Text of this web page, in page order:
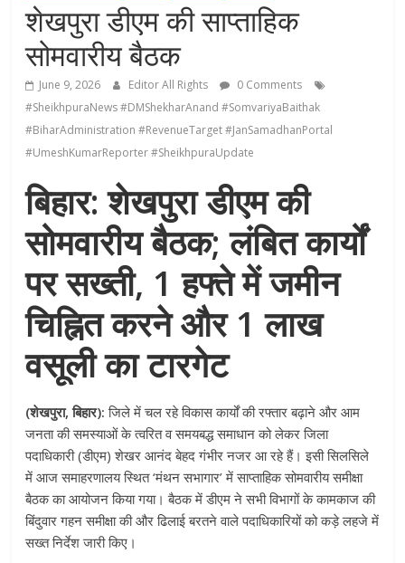
शेखपुरा डीएम की साप्ताहिक
सोमवारीय बैठक
June 9, 2026 Editor All Rights
0 Comments
#SheikhpuraNews #DMShekharAnand #SomvariyaBaithak
#BiharAdministration #RevenueTarget #JanSamadhanPortal
#UmeshKumarReporter #SheikhpuraUpdate
बिहार: शेखपुरा डीएम की
सोमवारीय बैठक; लंबित कार्यों
पर सख्ती, 1 हफ्ते में जमीन
चिह्नित करने और 1 लाख
वसूली का टारगेट
(शेखपुरा, बिहार): जिले में चल रहे विकास कार्यों की रफ्तार बढ़ाने और आम
जनता की समस्याओं के त्वरित व समयबद्ध समाधान को लेकर जिला
पदाधिकारी (डीएम) शेखर आनंद बेहद गंभीर नजर आ रहे हैं। इसी सिलसिले
में आज समाहरणालय स्थित ‘मंथन सभागार’ में साप्ताहिक सोमवारीय समीक्षा
बैठक का आयोजन किया गया। बैठक में डीएम ने सभी विभागों के कामकाज की
बिंदुवार गहन समीक्षा की और ढिलाई बरतने वाले पदाधिकारियों को कड़े लहजे में
सख्त निर्देश जारी किए।